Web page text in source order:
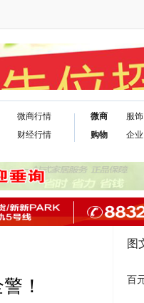
微商行情
财经行情
微商
购物
服饰
企业
！
图
百